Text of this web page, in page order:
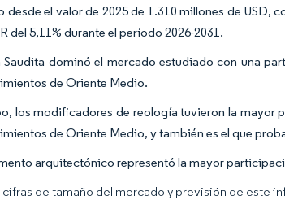
desde el valor de 2025 de 1.310 millones de USD,
del 5,11% durante el período 2026-2031.
Saudita dominó el mercado estudiado con una
de Oriente Medio.
los modificadores de reología tuvieron la mayor
de Oriente Medio, y también es el que
arquitectónico representó la mayor
cifras de tamaño del mercado y previsión de este